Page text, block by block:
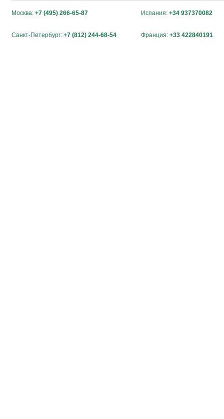
Москва: +7 (495) 266-65-87 Испания: +34 937370082
Санкт-Петербург: +7 (812) 244-68-54 Франция: +33 422840191